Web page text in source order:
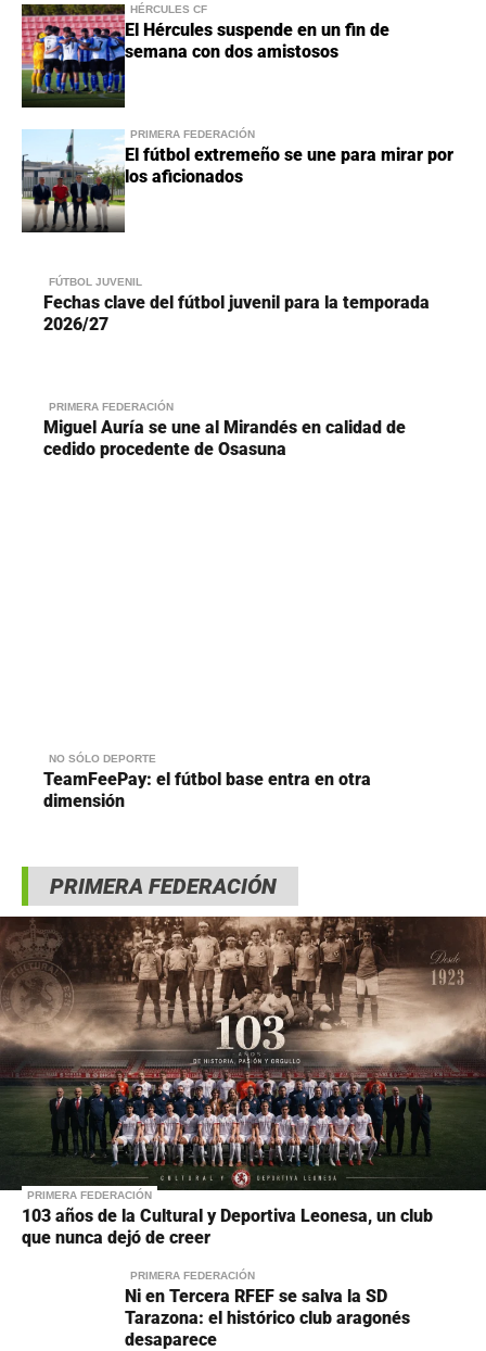
HÉRCULES CF
El Hércules suspende en un fin de
semana con dos amistosos
PRIMERA FEDERACIÓN
El fútbol extremeño se une para mirar por
los aficionados
FÚTBOL JUVENIL
Fechas clave del fútbol juvenil para la temporada
2026/27
PRIMERA FEDERACIÓN
Miguel Auría se une al Mirandés en calidad de
cedido procedente de Osasuna
NO SÓLO DEPORTE
TeamFeePay: el fútbol base entra en otra
dimensión
PRIMERA FEDERACIÓN
PRIMERA FEDERACIÓN
103 años de la Cultural y Deportiva Leonesa, un club
que nunca dejó de creer
PRIMERA FEDERACIÓN
Ni en Tercera RFEF se salva la SD
Tarazona: el histórico club aragonés
desaparece